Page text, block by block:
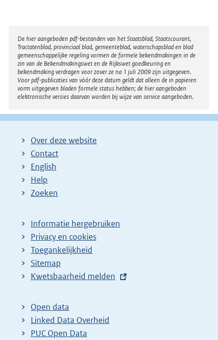
i
n
k
:
Disclaimer
De hier aangeboden pdf-bestanden van het Staatsblad, Staatscourant,
Tractatenblad, provinciaal blad, gemeenteblad, waterschapsblad en blad
gemeenschappelijke regeling vormen de formele bekendmakingen in de
zin van de Bekendmakingswet en de Rijkswet goedkeuring en
bekendmaking verdragen voor zover ze na 1 juli 2009 zijn uitgegeven.
Voor pdf-publicaties van vóór deze datum geldt dat alleen de in papieren
vorm uitgegeven bladen formele status hebben; de hier aangeboden
elektronische versies daarvan worden bij wijze van service aangeboden.
Over deze website
Contact
English
Help
Zoeken
Informatie hergebruiken
Privacy en cookies
Toegankelijkheid
Sitemap
E
t
e
r
Kwetsbaarheid melden
Open data
Linked Data Overheid
PUC Open Data